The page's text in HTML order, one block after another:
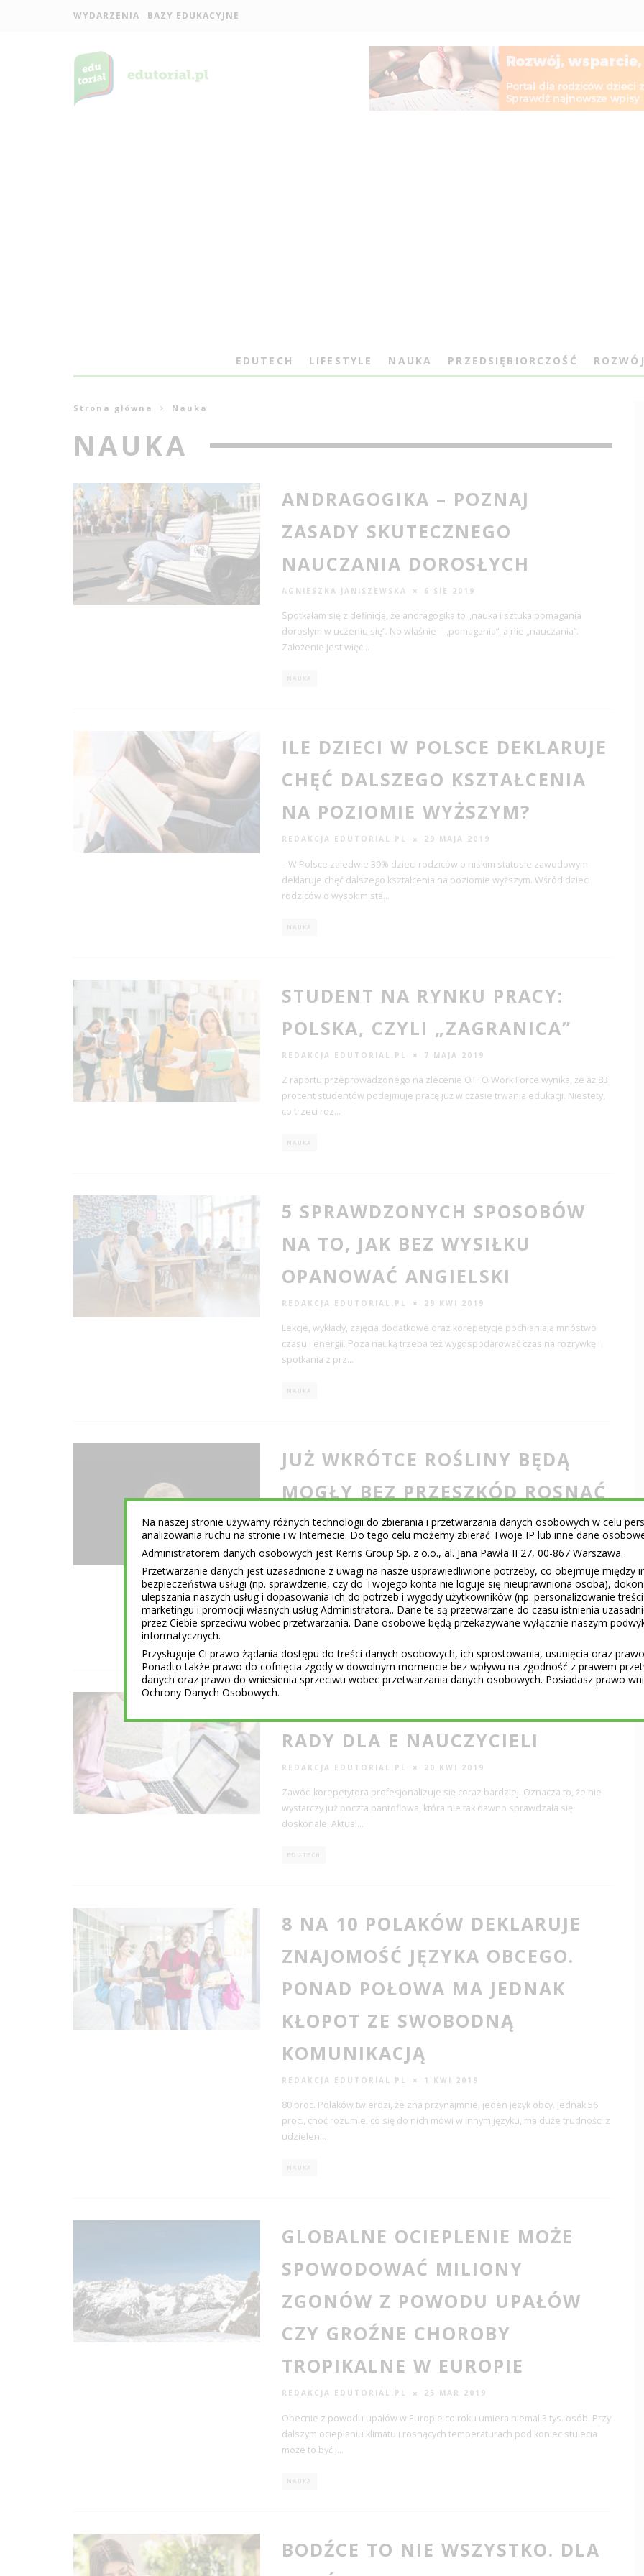
WYDARZENIA BAZY EDUKACYJNE
EDUTECH LIFESTYLE NAUKA PRZEDSIĘBIORCZOŚĆ ROZWÓJ
Strona główna Nauka
NAUKA
ANDRAGOGIKA – POZNAJ
ZASADY SKUTECZNEGO
NAUCZANIA DOROSŁYCH
AGNIESZKA JANISZEWSKA 6 SIE 2019
Spotkałam się z definicją, że andragogika to „nauka i sztuka pomagania
dorosłym w uczeniu się”. No właśnie – „pomagania”, a nie „nauczania”.
Założenie jest więc...
NAUKA
ILE DZIECI W POLSCE DEKLARUJE
CHĘĆ DALSZEGO KSZTAŁCENIA
NA POZIOMIE WYŻSZYM?
REDAKCJA EDUTORIAL.PL 29 MAJA 2019
– W Polsce zaledwie 39% dzieci rodziców o niskim statusie zawodowym
deklaruje chęć dalszego kształcenia na poziomie wyższym. Wśród dzieci
rodziców o wysokim sta...
NAUKA
STUDENT NA RYNKU PRACY:
POLSKA, CZYLI „ZAGRANICA”
REDAKCJA EDUTORIAL.PL 7 MAJA 2019
Z raportu przeprowadzonego na zlecenie OTTO Work Force wynika, że aż 83
procent studentów podejmuje pracę już w czasie trwania edukacji. Niestety,
co trzeci roz...
NAUKA
5 SPRAWDZONYCH SPOSOBÓW
NA TO, JAK BEZ WYSIŁKU
OPANOWAĆ ANGIELSKI
REDAKCJA EDUTORIAL.PL 29 KWI 2019
Lekcje, wykłady, zajęcia dodatkowe oraz korepetycje pochłaniają mnóstwo
czasu i energii. Poza nauką trzeba też wygospodarować czas na rozrywkę i
spotkania z prz...
NAUKA
JUŻ WKRÓTCE ROŚLINY BĘDĄ
MOGŁY BEZ PRZESZKÓD ROSNĄĆ
W KOSMOSIE!
REDAKCJA EDUTORIAL.PL 26 KWI 2019
Wegetacja roślin w Kosmosie jest możliwa. W przestrzeni kosmicznej wyrósł i
zakwitł kwiat, a amerykańskim astronautom udało się wyhodować pszenicę.
Niedawno Chi...
RADY DLA E NAUCZYCIELI
REDAKCJA EDUTORIAL.PL 20 KWI 2019
Zawód korepetytora profesjonalizuje się coraz bardziej. Oznacza to, że nie
wystarczy już poczta pantoflowa, która nie tak dawno sprawdzała się
doskonale. Aktual...
EDUTECH
8 NA 10 POLAKÓW DEKLARUJE
ZNAJOMOŚĆ JĘZYKA OBCEGO.
PONAD POŁOWA MA JEDNAK
KŁOPOT ZE SWOBODNĄ
KOMUNIKACJĄ
REDAKCJA EDUTORIAL.PL 1 KWI 2019
80 proc. Polaków twierdzi, że zna przynajmniej jeden język obcy. Jednak 56
proc., choć rozumie, co się do nich mówi w innym języku, ma duże trudności z
udzielen...
NAUKA
GLOBALNE OCIEPLENIE MOŻE
SPOWODOWAĆ MILIONY
ZGONÓW Z POWODU UPAŁÓW
CZY GROŹNE CHOROBY
TROPIKALNE W EUROPIE
REDAKCJA EDUTORIAL.PL 25 MAR 2019
Obecnie z powodu upałów w Europie co roku umiera niemal 3 tys. osób. Przy
dalszym ocieplaniu klimatu i rosnących temperaturach pod koniec stulecia
może to być j...
NAUKA
BODŹCE TO NIE WSZYSTKO. DLA
Na naszej stronie używamy różnych technologii do zbierania i przetwarzania danych osobowych w celu
analizowania ruchu na stronie i w Internecie. Do tego celu możemy zbierać Twoje IP lub inne dane
Administratorem danych osobowych jest Kerris Group Sp. z o.o., al. Jana Pawła II 27, 00-867 Warszawa.
Przetwarzanie danych jest uzasadnione z uwagi na nasze usprawiedliwione potrzeby, co obejmuje między
bezpieczeństwa usługi (np. sprawdzenie, czy do Twojego konta nie loguje się nieuprawniona osoba),
ulepszania naszych usług i dopasowania ich do potrzeb i wygody użytkowników (np. personalizowanie
marketingu i promocji własnych usług Administratora.. Dane te są przetwarzane do czasu istnienia
przez Ciebie sprzeciwu wobec przetwarzania. Dane osobowe będą przekazywane wyłącznie naszym
informatycznych.
Przysługuje Ci prawo żądania dostępu do treści danych osobowych, ich sprostowania, usunięcia oraz
Ponadto także prawo do cofnięcia zgody w dowolnym momencie bez wpływu na zgodność z prawem
danych oraz prawo do wniesienia sprzeciwu wobec przetwarzania danych osobowych. Posiadasz prawo
Ochrony Danych Osobowych.